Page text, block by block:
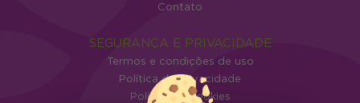
Contato
SEGURANÇA E PRIVACIDADE
Termos e condições de uso
Política de privacidade
Política de cookies